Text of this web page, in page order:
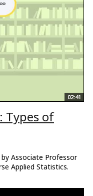
02:41
Types of
Associate Professor
Applied Statistics.